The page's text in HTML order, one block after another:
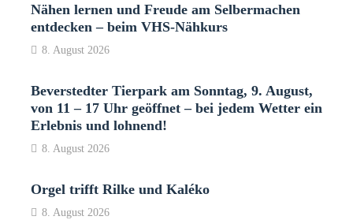
Nähen lernen und Freude am Selbermachen
entdecken – beim VHS-Nähkurs
8. August 2026
Beverstedter Tierpark am Sonntag, 9. August,
von 11 – 17 Uhr geöffnet – bei jedem Wetter ein
Erlebnis und lohnend!
8. August 2026
Orgel trifft Rilke und Kaléko
8. August 2026